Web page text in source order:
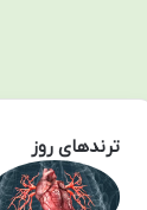
ترندهای روز